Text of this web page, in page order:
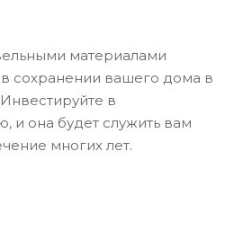
материалами
сохранении вашего дома в
в
и она будет служить вам
многих лет.